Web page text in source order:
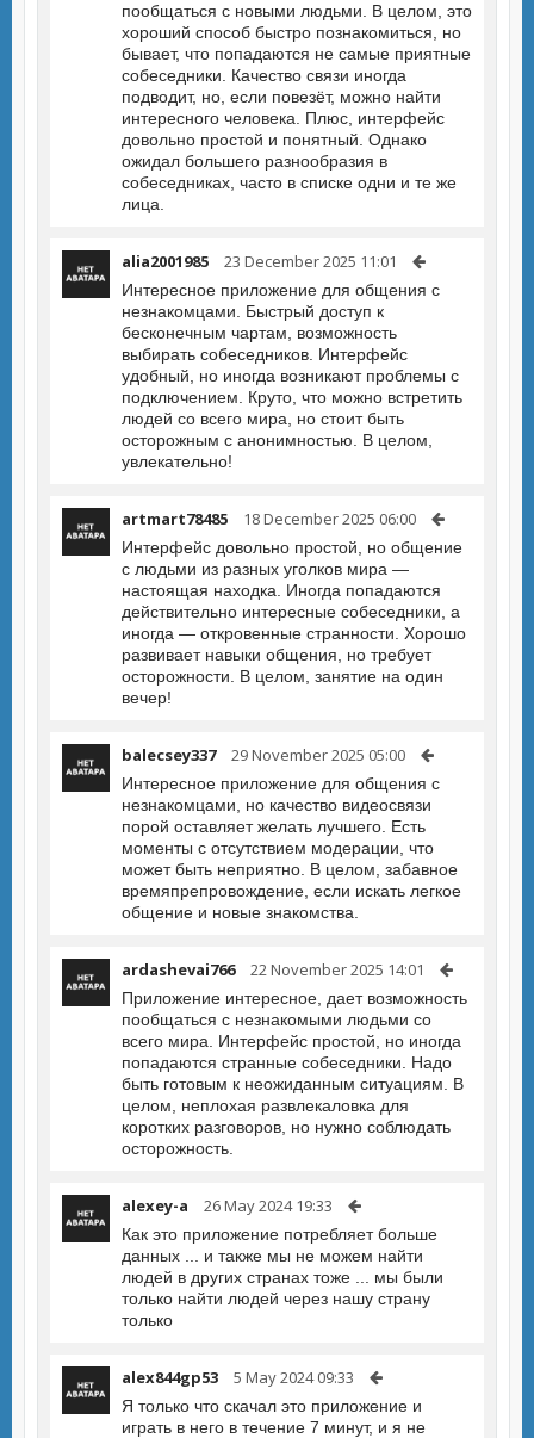
пообщаться с новыми людьми. В целом, это
хороший способ быстро познакомиться, но
бывает, что попадаются не самые приятные
собеседники. Качество связи иногда
подводит, но, если повезёт, можно найти
интересного человека. Плюс, интерфейс
довольно простой и понятный. Однако
ожидал большего разнообразия в
собеседниках, часто в списке одни и те же
лица.
alia2001985 23 December 2025 11:01
Интересное приложение для общения с
незнакомцами. Быстрый доступ к
бесконечным чартам, возможность
выбирать собеседников. Интерфейс
удобный, но иногда возникают проблемы с
подключением. Круто, что можно встретить
людей со всего мира, но стоит быть
осторожным с анонимностью. В целом,
увлекательно!
artmart78485 18 December 2025 06:00
Интерфейс довольно простой, но общение
с людьми из разных уголков мира —
настоящая находка. Иногда попадаются
действительно интересные собеседники, а
иногда — откровенные странности. Хорошо
развивает навыки общения, но требует
осторожности. В целом, занятие на один
вечер!
balecsey337 29 November 2025 05:00
Интересное приложение для общения с
незнакомцами, но качество видеосвязи
порой оставляет желать лучшего. Есть
моменты с отсутствием модерации, что
может быть неприятно. В целом, забавное
времяпрепровождение, если искать легкое
общение и новые знакомства.
ardashevai766 22 November 2025 14:01
Приложение интересное, дает возможность
пообщаться с незнакомыми людьми со
всего мира. Интерфейс простой, но иногда
попадаются странные собеседники. Надо
быть готовым к неожиданным ситуациям. В
целом, неплохая развлекаловка для
коротких разговоров, но нужно соблюдать
осторожность.
alexey-a 26 May 2024 19:33
Как это приложение потребляет больше
данных ... и также мы не можем найти
людей в других странах тоже ... мы были
только найти людей через нашу страну
только
alex844gp53 5 May 2024 09:33
Я только что скачал это приложение и
играть в него в течение 7 минут, и я не